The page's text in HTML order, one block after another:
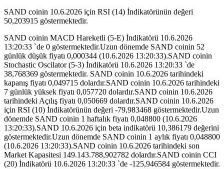
SAND coinin 10.6.2026 için RSI (14) İndikatörünün değeri
50,203915 göstermektedir.
SAND coinin MACD Hareketli (5-E) İndikatörü 10.6.2026
13:20:33 `de 0 göstermektedir.Uzun dönemde SAND coinin 52
günlük düşük fiyatı 0,000344 (10.6.2026 13:20:33).SAND coinin
Stochastic Oscilator (5-3) İndikatörü 10.6.2026 13:20:33 `de
38,768369 göstermektedir. SAND coinin 10.6.2026 tarihindeki
kapanış fiyatı 0,049715 dolardır.SAND coinin 10.6.2026 tarihindeki
7 günlük yüksek fiyatı 0,057720 dolardır.SAND coinin 10.6.2026
tarihindeki Açılış fiyatı 0,050669 dolardır.SAND coinin 10.6.2026
için RSI (10) İndikatörünün değeri -79,983468 göstermektedir.Uzun
dönemde SAND coinin 1 haftalık fiyatı 0,048800 (10.6.2026
13:20:33).SAND 10.6.2026 için beta indikatörü 10,386179 değerini
göstermektedir.Uzun dönemde SAND coinin 1 aylık fiyatı 0,048800
(10.6.2026 13:20:33).SAND coinin 10.6.2026 tarihindeki son
Market Kapasitesi 149.143.788,902782 dolardır.SAND coinin CCI
(20) İndikatörü 10.6.2026 13:20:33 `de -125,946584 göstermektedir.